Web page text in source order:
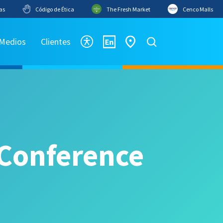
Código de Ética The Fresh Market Cenco Malls
Clientes